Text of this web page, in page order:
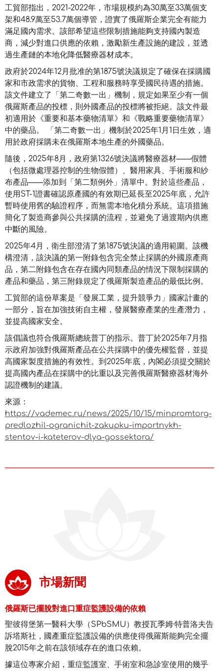
工貿部指出，2021-2022年，市場規模約為30萬至33萬個支
架和48.9萬至53.7萬個導管，證實了俄羅斯企業完全有能力
滿足國內需求。該部希望這些限制措施能夠支持國內製造
商，減少對進口供應的依賴，激勵新生產設施的建設，並透
過生產鏈的本地化降低醫療器材成本。
政府於2024年12月批准的第1875號決議規定了確保在採購國
家和市政需求的貨物、工程和服務時享受國民待遇的措施。
該文件建立了「第二奇數一出」機制，規定如果至少有一個
俄羅斯產品的投標，則外國產品的投標將被拒絕。該文件最
初適用於《重要和基本藥物清單》和《戰略重要藥物清單》
中的藥品。 「第二奇數一出」機制於2025年1月1日生效，適
用於政府採購未在俄羅斯本地生產的外國藥品。
隨後，2025年8月，政府第1326號決議將醫療器材——假體
（包括微處理器控制的生物假體）、醫用家具、手術服和紗
布產品——添加到「第二類例外」清單中。對於這些產品，
使用ST-1證書確認原產國的有效期已延長至2025年底，允許
暫時使用舊的驗證程序，而無需本地化積分系統。這項措施
簡化了製造商參與公共採購的流程，並避免了過渡期內供應
中斷的風險。
2025年4月，衛生部澄清了第1875號決議的適用範圍。該機
構澄清，該決議的第一附錄包含完全禁止採購的外國原產商
品，第二附錄包含在存在國內同類產品的情況下限制採購的
產品和藥品，第三附錄規定了俄羅斯製造產品的最低比例。
工貿部的這份草案是「發展工業，提升競爭力」國家計畫的
一部分，旨在加強技術自主權，發展醫療產業的生產潛力，
並提高國家安全。
該倡議也符合俄羅斯總統普丁的指示。普丁於2025年7月指
示政府加強對俄羅斯產品在公共採購中的優先權監督，並提
高國家製度措施的有效性。到2025年底，內閣必須提交關於
提高國內產品在採購中的比重以及完善俄羅斯醫療器材海外
認證機制的建議。
來源：
https://vademec.ru/news/2025/10/15/minpromtorg-
predlozhil-ogranichit-zakupku-importnykh-
stentov-i-kateterov-dlya-gossektora/
市場新聞
俄羅斯已擺脫對進口重症監護設備的依賴
聖彼得堡第一醫科大學（SPbSMU）教授瓦季姆·特普洛夫告
訴塔斯社，國產重症監護設備的供應使得俄羅斯能夠完全擺
脫2015年之前在該領域存在的進口依賴。
據這位專家介紹，重症監護室、手術室和急診室使用的幾乎